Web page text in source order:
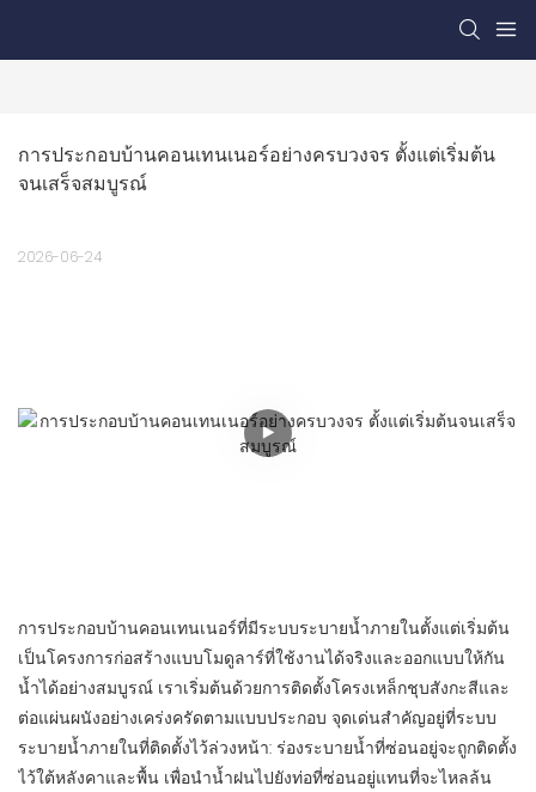
การประกอบบ้านคอนเทนเนอร์อย่างครบวงจร ตั้งแต่เริ่มต้น
จนเสร็จสมบูรณ์
2026-06-24
การประกอบบ้านคอนเทนเนอร์ที่มีระบบระบายน้ำภายในตั้งแต่เริ่มต้น
เป็นโครงการก่อสร้างแบบโมดูลาร์ที่ใช้งานได้จริงและออกแบบให้กัน
น้ำได้อย่างสมบูรณ์ เราเริ่มต้นด้วยการติดตั้งโครงเหล็กชุบสังกะสีและ
ต่อแผ่นผนังอย่างเคร่งครัดตามแบบประกอบ จุดเด่นสำคัญอยู่ที่ระบบ
ระบายน้ำภายในที่ติดตั้งไว้ล่วงหน้า: ร่องระบายน้ำที่ซ่อนอยู่จะถูกติดตั้ง
ไว้ใต้หลังคาและพื้น เพื่อนำน้ำฝนไปยังท่อที่ซ่อนอยู่แทนที่จะไหลล้น